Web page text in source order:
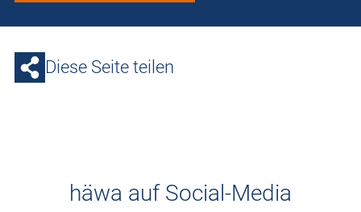
Diese Seite teilen
häwa auf Social-Media